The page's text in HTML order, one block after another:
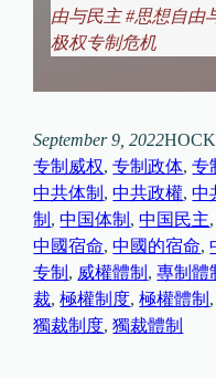
由与民主 #思想自由
极权专制危机
September 9, 2022
专制威权, 专制政体, 专
中共体制 , 中共政權, 中
制 , 中国体制 , 中国民主
中國宿命, 中國的宿命,
专制 , 威權體制 , 專制體
裁, 極權制度, 極權體制
獨裁制度, 獨裁體制